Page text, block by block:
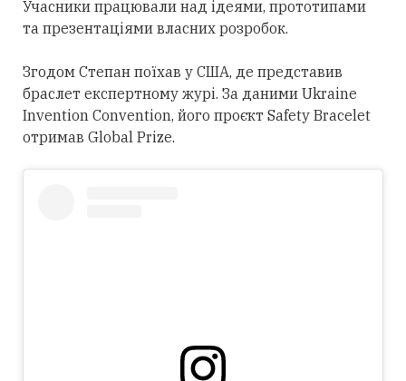
Учасники працювали над ідеями, прототипами
та презентаціями власних розробок.
Згодом Степан поїхав у США, де представив
браслет експертному журі. За даними Ukraine
Invention Convention, його проєкт Safety Bracelet
отримав Global Prize.